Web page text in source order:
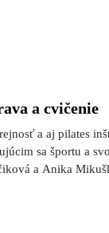
a cvičenie
a aj pilates
sa športu a
a Anika
získať